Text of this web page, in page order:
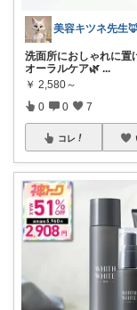
美容キツネ先生🦊
洗面所におしゃれに置
オーラルケア🌿 ...
￥ 2,580～
0 0 7
コレ